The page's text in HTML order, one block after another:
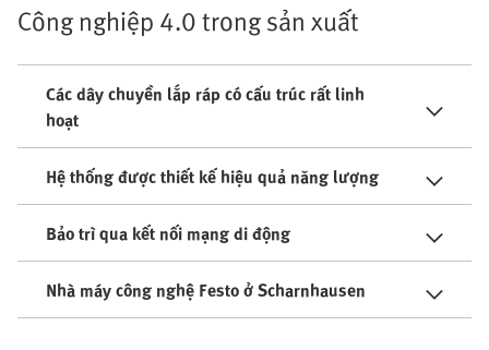
Công nghiệp 4.0 trong sản xuất
Các dây chuyền lắp ráp có cấu trúc rất linh
hoạt
Hệ thống được thiết kế hiệu quả năng lượng
Bảo trì qua kết nối mạng di động
Nhà máy công nghệ Festo ở Scharnhausen